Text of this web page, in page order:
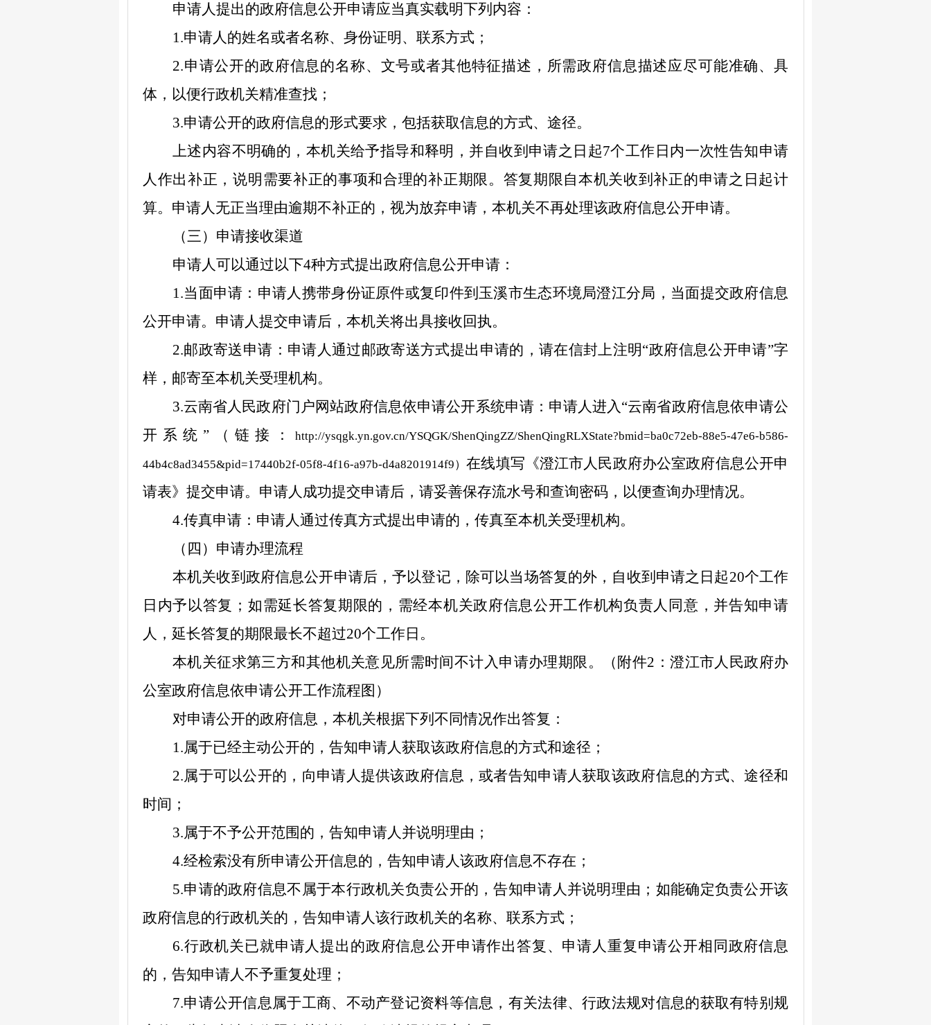
申请人提出的政府信息公开申请应当真实载明下列内容：
1.申请人的姓名或者名称、身份证明、联系方式；
2.申请公开的政府信息的名称、文号或者其他特征描述，所需政府信息描述应尽可能准确、具
体，以便行政机关精准查找；
3.申请公开的政府信息的形式要求，包括获取信息的方式、途径。
上述内容不明确的，本机关给予指导和释明，并自收到申请之日起7个工作日内一次性告知申请
人作出补正，说明需要补正的事项和合理的补正期限。答复期限自本机关收到补正的申请之日起计
算。申请人无正当理由逾期不补正的，视为放弃申请，本机关不再处理该政府信息公开申请。
（三）申请接收渠道
申请人可以通过以下4种方式提出政府信息公开申请：
1.当面申请：申请人携带身份证原件或复印件到 玉溪市生态环境局澄江分局， 当面提交政府信息
公开申请。申请人提交申请后，本机关将出具接收回执。
2.邮政寄送申请：申请人通过邮政寄送方式提出申请的，请在信封上注明“政府信息公开申请”字
样，邮寄至本机关受理机构。
3.云南省人民政府门户网站政府信息依申请公开系统申请：申请人进入“云南省政府信息依申请公
开系统 ” （链接： http://ysqgk.yn.gov.cn/YSQGK/ShenQingZZ/ShenQingRLXState?bmid=ba0c72eb-88e5-47e6-b586-
44b4c8ad3455&pid=17440b2f-05f8-4f16-a97b-d4a8201914f9）在线填写《澄江市人民政府办公室政府信息公开申
请表》提交申请。申请人成功提交申请后，请妥善保存流水号和查询密码，以便查询办理情况。
4.传真申请：申请人通过传真方式提出申请的，传真至本机关受理机构。
（四）申请办理流程
本机关收到政府信息公开申请后，予以登记，除可以当场答复的外，自收到申请之日起20个工作
日内予 以答复；如需延长答复期限的，需经本机关政府信息公开工作机构负责人同意，并告知申请
人，延长答复的期限最长不超过20个工作日 。
本机关征求第三方和其他机关意见所需时间不计入申请办理期限。（附件2 ：澄江市人民政府办
公室政府信息依申请公开工作流程图）
对申请公开的政府信息，本机关根据下列不同情况作出答复：
1.属于已经主动公开的，告知申请人获取该政府信息的方式和途径；
2.属于可以公开的，向申请人提供该政府信息，或者告知申请人获取该政府信息的方式、途径和
时间；
3.属于不予公开范围的，告知申请人并说明理由；
4.经检索没有所申请公开信息的，告知申请人该政府信息不存在；
5.申请的政府信息不属于本行政机关负责公开的，告知申请人并说明理由；如能确定负责公开该
政府信息的行政机关的，告知申请人该行政机关的名称、联系方式；
6.行政机关已就申请人提出的政府信息公开申请作出答复、申请人重复申请公开相同政府信息
的，告知申请人不予重复处理；
7.申请公开信息属于工商、不动产登记资料等信息，有关法律、行政法规对信息的获取有特别规